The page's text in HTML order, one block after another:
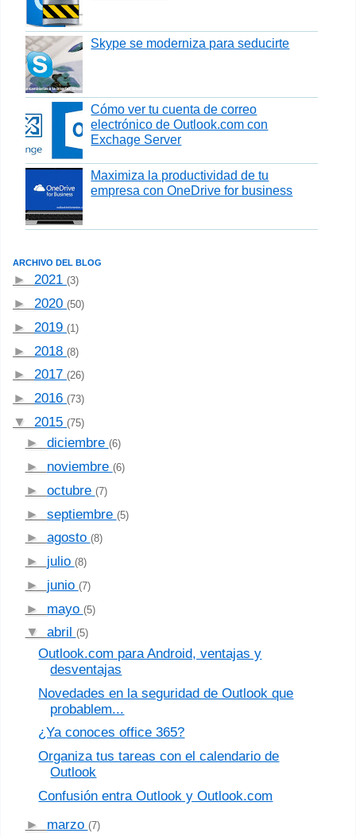
Skype se moderniza para seducirte
Cómo ver tu cuenta de correo
electrónico de Outlook.com con
Exchage Server
Maximiza la productividad de tu
empresa con OneDrive for business
ARCHIVO DEL BLOG
► 2021 (3)
► 2020 (50)
► 2019 (1)
► 2018 (8)
► 2017 (26)
► 2016 (73)
▼ 2015 (75)
► diciembre (6)
► noviembre (6)
► octubre (7)
► septiembre (5)
► agosto (8)
► julio (8)
► junio (7)
► mayo (5)
▼ abril (5)
Outlook.com para Android, ventajas y
desventajas
Novedades en la seguridad de Outlook que
probablem...
¿Ya conoces office 365?
Organiza tus tareas con el calendario de
Outlook
Confusión entra Outlook y Outlook.com
► marzo (7)